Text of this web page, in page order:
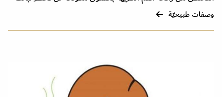
وصفات طبيعيّة